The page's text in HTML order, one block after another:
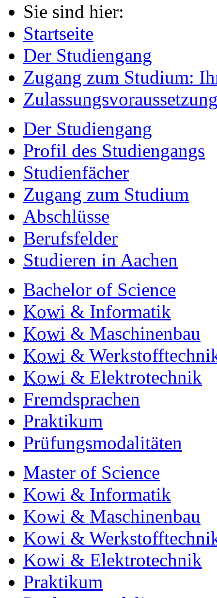
Sie sind hier:
Startseite
Der Studiengang
Zugang zum Studium:
Der Studiengang
Profil des Studiengangs
Studienfächer
Zugang zum Studium
Abschlüsse
Berufsfelder
Studieren in Aachen
Bachelor of Science
Kowi & Informatik
Kowi & Maschinenbau
Kowi &
Kowi & Elektrotechnik
Fremdsprachen
Praktikum
Prüfungsmodalitäten
Master of Science
Kowi & Informatik
Kowi & Maschinenbau
Kowi &
Kowi & Elektrotechnik
Praktikum